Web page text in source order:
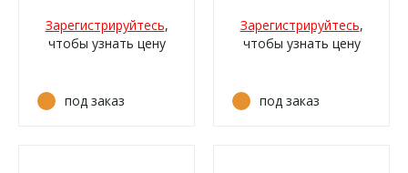
(961м, 1021т/459)
Зарегистрируйтесь,
чтобы узнать цену
под заказ
глянец (459)
Зарегистрируйтесь,
чтобы узнать цену
под заказ